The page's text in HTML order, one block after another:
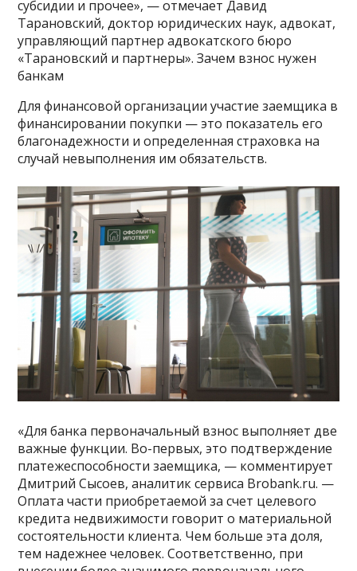
субсидии и прочее», — отмечает Давид
Тарановский, доктор юридических наук, адвокат,
управляющий партнер адвокатского бюро
«Тарановский и партнеры». Зачем взнос нужен
банкам
Для финансовой организации участие заемщика в
финансировании покупки — это показатель его
благонадежности и определенная страховка на
случай невыполнения им обязательств.
«Для банка первоначальный взнос выполняет две
важные функции. Во-первых, это подтверждение
платежеспособности заемщика, — комментирует
Дмитрий Сысоев, аналитик сервиса Brobank.ru. —
Оплата части приобретаемой за счет целевого
кредита недвижимости говорит о материальной
состоятельности клиента. Чем больше эта доля,
тем надежнее человек. Соответственно, при